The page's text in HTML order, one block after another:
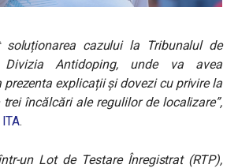
soluționarea cazului la Tribunalul de
Divizia Antidoping, unde va avea
explicații și dovezi cu privire la
încălcări ale regulilor de localizare”,
.
un Lot de Testare Înregistrat (RTP),